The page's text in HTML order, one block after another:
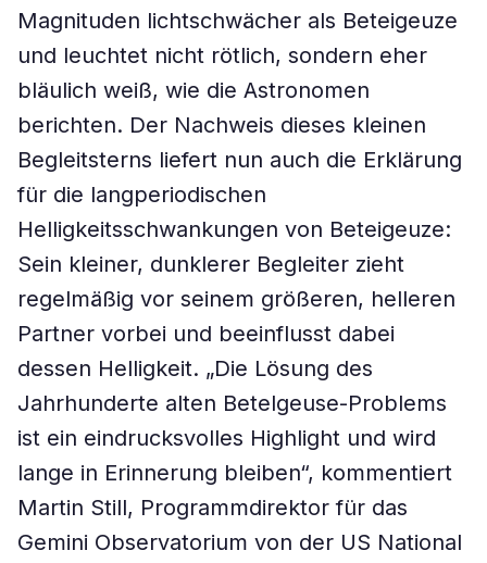
Magnituden lichtschwächer als Beteigeuze
und leuchtet nicht rötlich, sondern eher
bläulich weiß, wie die Astronomen
berichten. Der Nachweis dieses kleinen
Begleitsterns liefert nun auch die Erklärung
für die langperiodischen
Helligkeitsschwankungen von Beteigeuze:
Sein kleiner, dunklerer Begleiter zieht
regelmäßig vor seinem größeren, helleren
Partner vorbei und beeinflusst dabei
dessen Helligkeit. „Die Lösung des
Jahrhunderte alten Betelgeuse-Problems
ist ein eindrucksvolles Highlight und wird
lange in Erinnerung bleiben“, kommentiert
Martin Still, Programmdirektor für das
Gemini Observatorium von der US National